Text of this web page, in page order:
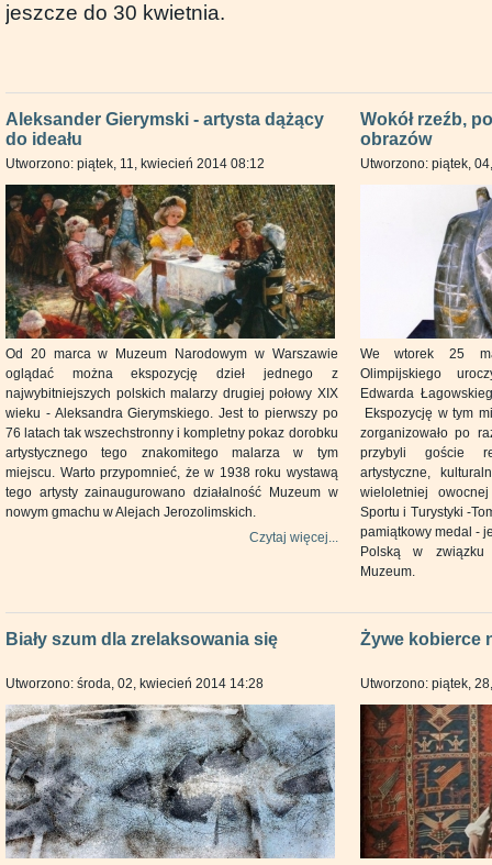
jeszcze do 30 kwietnia.
Aleksander Gierymski - artysta dążący
do ideału
Utworzono: piątek, 11, kwiecień 2014 08:12
Od 20 marca w Muzeum Narodowym w Warszawie
oglądać można ekspozycję dzieł jednego z
najwybitniejszych polskich malarzy drugiej połowy XIX
wieku - Aleksandra Gierymskiego. Jest to pierwszy po
76 latach tak wszechstronny i kompletny pokaz dorobku
artystycznego tego znakomitego malarza w tym
miejscu. Warto przypomnieć, że w 1938 roku wystawą
tego artysty zainaugurowano działalność Muzeum w
nowym gmachu w Alejach Jerozolimskich.
Czytaj więcej...
Wokół rzeźb,
obrazów
Utworzono: piątek,
We wtorek 25
Olimpijskiego
Edwarda
Ekspozycję w tym
zorganizowało po
przybyli goście
artystyczne,
wieloletniej
Sportu i Turystyki -
pamiątkowy medal -
Polską w związku
Muzeum.
Biały szum dla zrelaksowania się
Utworzono: środa, 02, kwiecień 2014 14:28
Żywe kobierce
Utworzono: piątek,